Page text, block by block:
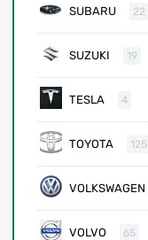
SUBARU 22
SUZUKI 19
TESLA 4
TOYOTA 125
VOLKSWAGEN
VOLVO 65